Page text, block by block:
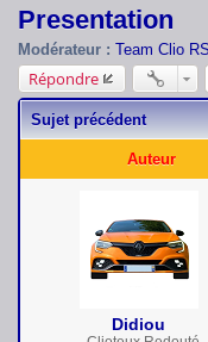
Presentation
Modérateur : Team Clio
Répondre
Sujet précédent
Auteur
Didiou